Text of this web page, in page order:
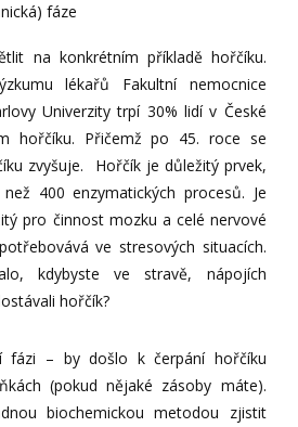
fáze
na konkrétním příkladě hořčíku.
lékařů Fakultní nemocnice
Univerzity trpí 30% lidí v České
hořčíku. Přičemž po 45. roce se
zvyšuje. Hořčík je důležitý prvek,
400 enzymatických procesů. Je
pro činnost mozku a celé nervové
ve stresových situacích.
kdybyste ve stravě, nápojích
hořčík?
fázi – by došlo k čerpání hořčíku
(pokud nějaké zásoby máte).
biochemickou metodou zjistit